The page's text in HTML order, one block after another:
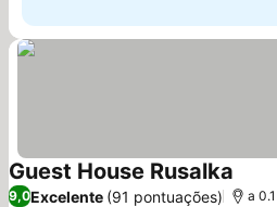
Guest House RusalkaVer
9,0Excelente (91 pontuações) a